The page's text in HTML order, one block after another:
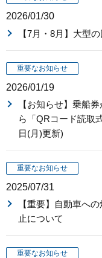
2026/01/30
【7月・8月】大型
重要なお知らせ
2026/01/19
【お知らせ】乗船
ら「QRコード読取
日(月)更新)
重要なお知らせ
2025/07/31
【重要】自動車へ
止について
重要なお知らせ